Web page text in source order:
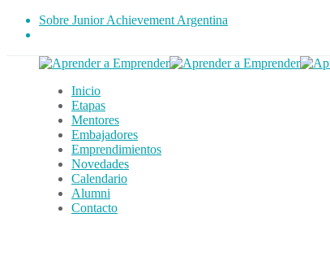
Sobre Junior Achievement Argentina
Inicio
Etapas
Mentores
Embajadores
Emprendimientos
Novedades
Calendario
Alumni
Contacto